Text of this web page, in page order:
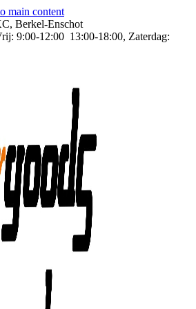
main content
Berkel-Enschot
9:00-12:00 13:00-18:00, Zaterdag: